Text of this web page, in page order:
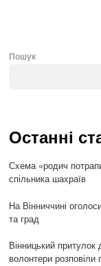
Пошук
Останні
Схема «родич
спільника шахраїв
На Вінниччині
та град
Вінницький
волонтери